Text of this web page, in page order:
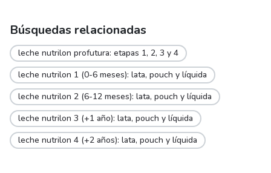
Búsquedas relacionadas
leche nutrilon profutura: etapas 1, 2, 3 y 4
leche nutrilon 1 (0-6 meses): lata, pouch y líquida
leche nutrilon 2 (6-12 meses): lata, pouch y líquida
leche nutrilon 3 (+1 año): lata, pouch y líquida
leche nutrilon 4 (+2 años): lata, pouch y líquida